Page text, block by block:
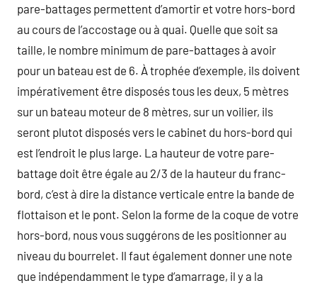
pare-battages permettent d’amortir et votre hors-bord
au cours de l’accostage ou à quai. Quelle que soit sa
taille, le nombre minimum de pare-battages à avoir
pour un bateau est de 6. À trophée d’exemple, ils doivent
impérativement être disposés tous les deux, 5 mètres
sur un bateau moteur de 8 mètres, sur un voilier, ils
seront plutot disposés vers le cabinet du hors-bord qui
est l’endroit le plus large. La hauteur de votre pare-
battage doit être égale au 2/3 de la hauteur du franc-
bord, c’est à dire la distance verticale entre la bande de
flottaison et le pont. Selon la forme de la coque de votre
hors-bord, nous vous suggérons de les positionner au
niveau du bourrelet. Il faut également donner une note
que indépendamment le type d’amarrage, il y a la